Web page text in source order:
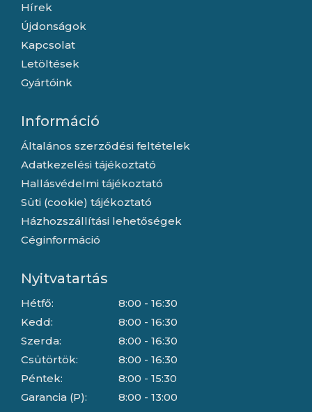
Hírek
Újdonságok
Kapcsolat
Letöltések
Gyártóink
Információ
Általános szerződési feltételek
Adatkezelési tájékoztató
Hallásvédelmi tájékoztató
Süti (cookie) tájékoztató
Házhozszállítási lehetőségek
Céginformáció
Nyitvatartás
Hétfő:
Kedd:
Szerda:
Csütörtök:
Péntek:
Garancia (P):
8:00 - 16:30
8:00 - 16:30
8:00 - 16:30
8:00 - 16:30
8:00 - 15:30
8:00 - 13:00